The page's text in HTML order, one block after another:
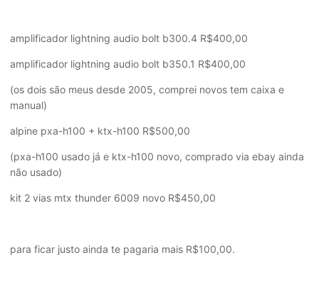
amplificador lightning audio bolt b300.4 R$400,00
amplificador lightning audio bolt b350.1 R$400,00
(os dois são meus desde 2005, comprei novos tem caixa e
manual)
alpine pxa-h100 + ktx-h100 R$500,00
(pxa-h100 usado já e ktx-h100 novo, comprado via ebay ainda
não usado)
kit 2 vias mtx thunder 6009 novo R$450,00
para ficar justo ainda te pagaria mais R$100,00.